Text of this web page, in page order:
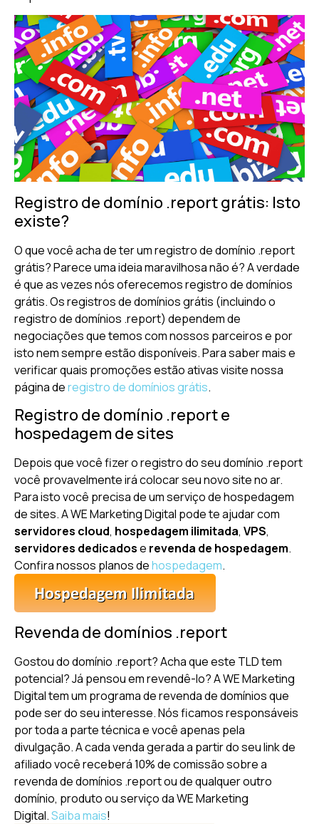
Registro de domínio .report grátis: Isto
existe?
O que você acha de ter um registro de domínio .report
grátis? Parece uma ideia maravilhosa não é? A verdade
é que as vezes nós oferecemos registro de domínios
grátis. Os registros de domínios grátis (incluindo o
registro de domínios .report) dependem de
negociações que temos com nossos parceiros e por
isto nem sempre estão disponíveis. Para saber mais e
verificar quais promoções estão ativas visite nossa
página deregistro de domínios grátis.
Registro de domínio .report e
hospedagem de sites
Depois que você fizer o registro do seu domínio .report
você provavelmente irá colocar seu novo site no ar.
Para isto você precisa de um serviço de hospedagem
de sites. A WE Marketing Digital pode te ajudar com
servidores cloud, hospedagem ilimitada, VPS,
servidores dedicadose revenda de hospedagem.
Confira nossos planos dehospedagem.
Revenda de domínios .report
Gostou do domínio .report? Acha que este TLD tem
potencial? Já pensou em revendê-lo? A WE Marketing
Digital tem um programa de revenda de domínios que
pode ser do seu interesse. Nós ficamos responsáveis
por toda a parte técnica e você apenas pela
divulgação. A cada venda gerada a partir do seu link de
afiliado você receberá 10% de comissão sobre a
revenda de domínios .report ou de qualquer outro
domínio, produto ou serviço da WE Marketing
Digital.Saiba mais!